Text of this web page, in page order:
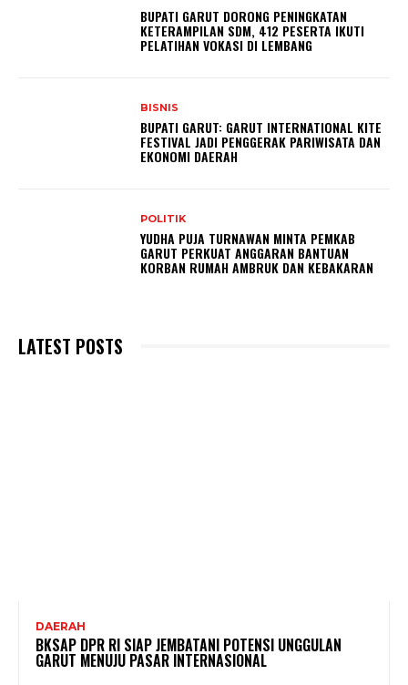
BUPATI GARUT DORONG PENINGKATAN
KETERAMPILAN SDM, 412 PESERTA IKUTI
PELATIHAN VOKASI DI LEMBANG
BISNIS
BUPATI GARUT: GARUT INTERNATIONAL KITE
FESTIVAL JADI PENGGERAK PARIWISATA DAN
EKONOMI DAERAH
POLITIK
YUDHA PUJA TURNAWAN MINTA PEMKAB
GARUT PERKUAT ANGGARAN BANTUAN
KORBAN RUMAH AMBRUK DAN KEBAKARAN
LATEST POSTS
DAERAH
BKSAP DPR RI SIAP JEMBATANI POTENSI UNGGULAN
GARUT MENUJU PASAR INTERNASIONAL